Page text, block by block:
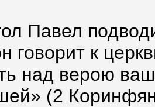
Павел
говорит к
над верою
(2